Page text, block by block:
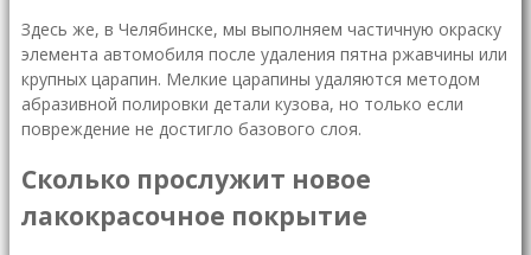
Здесь же, в Челябинске, мы выполняем частичную окраску
элемента автомобиля после удаления пятна ржавчины или
крупных царапин. Мелкие царапины удаляются методом
абразивной полировки детали кузова, но только если
повреждение не достигло базового слоя.
Сколько прослужит новое
лакокрасочное покрытие